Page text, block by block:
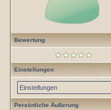
Bewertung
Einstellungen
Einstellungen
Persönliche Äußerung